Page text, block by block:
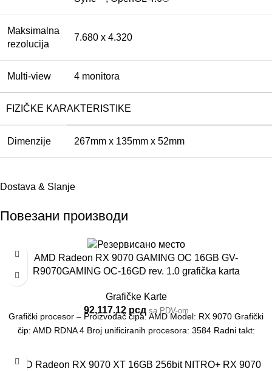
Maksimalna
rezolucija
7.680 x 4.320
Multi-view 4 monitora
FIZIČKE KARAKTERISTIKE
Dimenzije 267mm x 135mm x 52mm
Dostava & Slanje
Повезани производи
AMD Radeon RX 9070 GAMING OC 16GB GV-
R9070GAMING OC-16GD rev. 1.0 grafička karta
Grafičke Karte
92,117.12 рсд sa PDV-om
Grafički procesor – Proizvođač čipa: AMD Model: RX 9070 Grafički
čip: AMD RDNA 4 Broj unificiranih procesora: 3584 Radni takt:
AMD Radeon RX 9070 XT 16GB 256bit NITRO+ RX 9070